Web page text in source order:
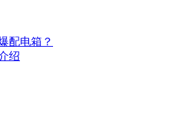
配电箱？
绍